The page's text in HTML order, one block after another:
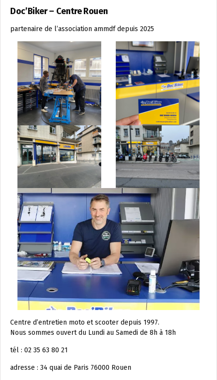
Doc’Biker – Centre Rouen
partenaire de l’association ammdf depuis 2025
Centre d’entretien moto et scooter depuis 1997.
Nous sommes ouvert du Lundi au Samedi de 8h à 18h
tél : 02 35 63 80 21
adresse : 34 quai de Paris 76000 Rouen